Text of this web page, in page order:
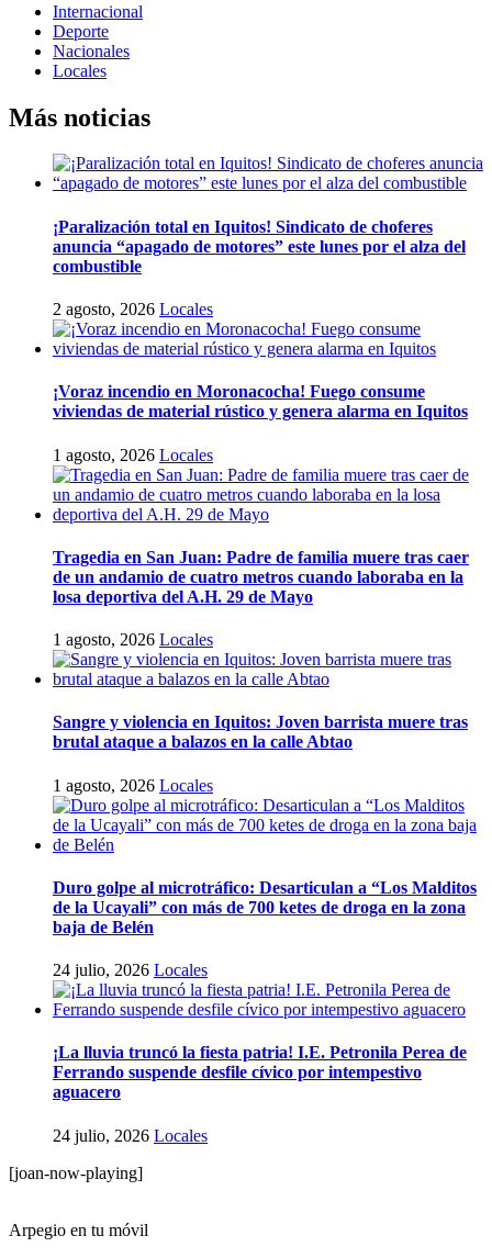
Internacional
Deporte
Nacionales
Locales
Más noticias
¡Paralización total en Iquitos! Sindicato de choferes
anuncia “apagado de motores” este lunes por el alza del
combustible
2 agosto, 2026 Locales
¡Voraz incendio en Moronacocha! Fuego consume
viviendas de material rústico y genera alarma en Iquitos
1 agosto, 2026 Locales
Tragedia en San Juan: Padre de familia muere tras caer
de un andamio de cuatro metros cuando laboraba en la
losa deportiva del A.H. 29 de Mayo
1 agosto, 2026 Locales
Sangre y violencia en Iquitos: Joven barrista muere tras
brutal ataque a balazos en la calle Abtao
1 agosto, 2026 Locales
Duro golpe al microtráfico: Desarticulan a “Los Malditos
de la Ucayali” con más de 700 ketes de droga en la zona
baja de Belén
24 julio, 2026 Locales
¡La lluvia truncó la fiesta patria! I.E. Petronila Perea de
Ferrando suspende desfile cívico por intempestivo
aguacero
24 julio, 2026 Locales
[joan-now-playing]
Arpegio en tu móvil